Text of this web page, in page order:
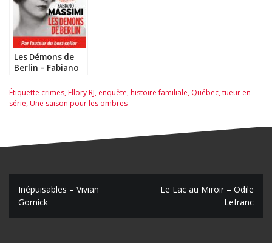
Les Démons de
Berlin – Fabiano
Étiquette crimes,Ellory RJ, enquête,histoire familiale, Québec,tueur en
série,Une saison pour les ombres
N
a
Inépuisables – Vivian
Gornick
Le Lac au Miroir – Odile
Lefranc